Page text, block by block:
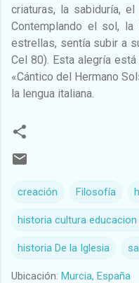
criaturas, la sabiduría,
Contemplando el sol,
estrellas, sentía subir a
Cel 80). Esta alegría
«Cántico del Hermano
la lengua italiana.
creación Filosofía
historia cultura educacion
historia De la Iglesia
Ubicación: Murcia, España